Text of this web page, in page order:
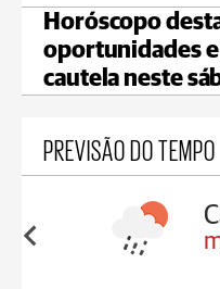
Horóscopo
oportunidades
cautela neste
PREVISÃO DO TEMPO
18°C